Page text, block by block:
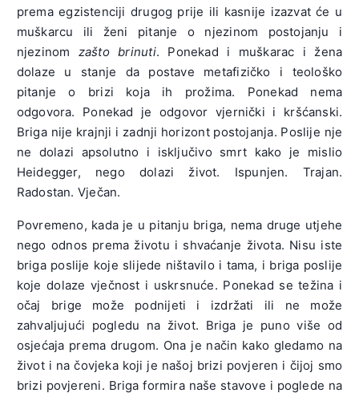
prema egzistenciji drugog prije ili kasnije izazvat će u
muškarcu ili ženi pitanje o njezinom postojanju i
njezinom zašto brinuti. Ponekad i muškarac i žena
dolaze u stanje da postave metafizičko i teološko
pitanje o brizi koja ih prožima. Ponekad nema
odgovora. Ponekad je odgovor vjernički i kršćanski.
Briga nije krajnji i zadnji horizont postojanja. Poslije nje
ne dolazi apsolutno i isključivo smrt kako je mislio
Heidegger, nego dolazi život. Ispunjen. Trajan.
Radostan. Vječan.
Povremeno, kada je u pitanju briga, nema druge utjehe
nego odnos prema životu i shvaćanje života. Nisu iste
briga poslije koje slijede ništavilo i tama, i briga poslije
koje dolaze vječnost i uskrsnuće. Ponekad se težina i
očaj brige može podnijeti i izdržati ili ne može
zahvaljujući pogledu na život. Briga je puno više od
osjećaja prema drugom. Ona je način kako gledamo na
život i na čovjeka koji je našoj brizi povjeren i čijoj smo
brizi povjereni. Briga formira naše stavove i poglede na